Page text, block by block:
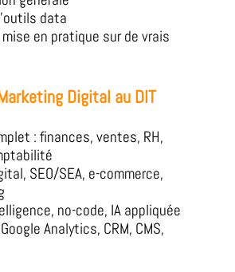
data
en pratique sur de vrais
Digital au DIT
: finances, ventes, RH,
SEO/SEA, e-commerce,
no-code, IA appliquée
Analytics, CRM, CMS,